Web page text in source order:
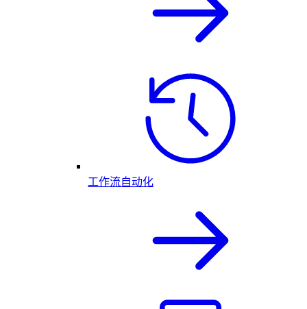
工作流自动化